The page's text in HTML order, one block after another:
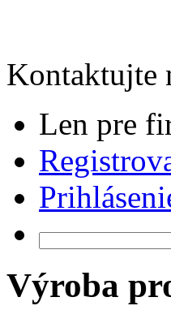
Kontaktujte
Len pre
Výroba